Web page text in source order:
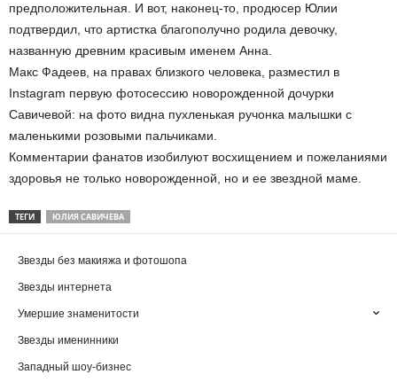
предположительная. И вот, наконец-то, продюсер Юлии
подтвердил, что артистка благополучно родила девочку,
названную древним красивым именем Анна.
Макс Фадеев, на правах близкого человека, разместил в
Instagram первую фотосессию новорожденной дочурки
Савичевой: на фото видна пухленькая ручонка малышки с
маленькими розовыми пальчиками.
Комментарии фанатов изобилуют восхищением и пожеланиями
здоровья не только новорожденной, но и ее звездной маме.
ТЕГИ ЮЛИЯ САВИЧЕВА
Звезды без макияжа и фотошопа
Звезды интернета
Умершие знаменитости
Звезды именинники
Западный шоу-бизнес